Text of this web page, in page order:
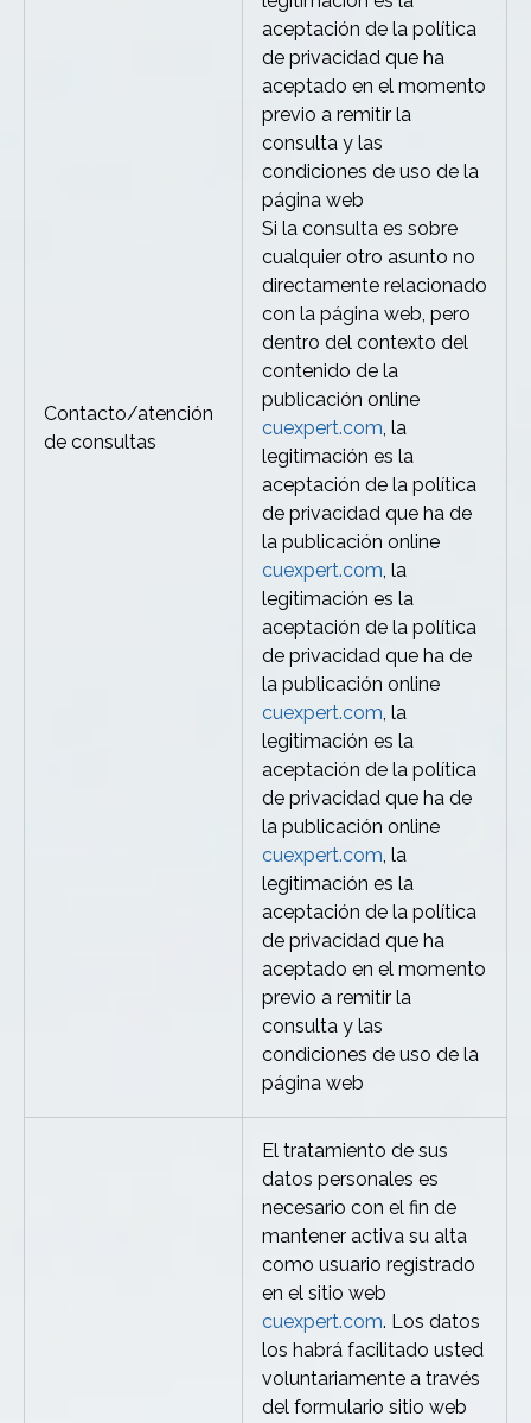
Contacto/atención
de consultas
aceptación de la política
de privacidad que ha
aceptado en el momento
previo a remitir la
consulta y las
condiciones de uso de la
página web
Si la consulta es sobre
cualquier otro asunto no
directamente relacionado
con la página web, pero
dentro del contexto del
contenido de la
publicación online
cuexpert.com, la
legitimación es la
aceptación de la política
de privacidad que ha de
la publicación online
cuexpert.com, la
legitimación es la
aceptación de la política
de privacidad que ha de
la publicación online
cuexpert.com, la
legitimación es la
aceptación de la política
de privacidad que ha de
la publicación online
cuexpert.com, la
legitimación es la
aceptación de la política
de privacidad que ha
aceptado en el momento
previo a remitir la
consulta y las
condiciones de uso de la
página web
El tratamiento de sus
datos personales es
necesario con el fin de
mantener activa su alta
como usuario registrado
en el sitio web
cuexpert.com. Los datos
los habrá facilitado usted
voluntariamente a través
del formulario sitio web